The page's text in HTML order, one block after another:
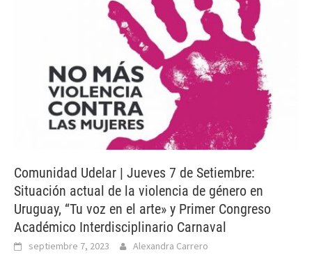
Comunidad Udelar | Jueves 7 de Setiembre:
Situación actual de la violencia de género en
Uruguay, “Tu voz en el arte» y Primer Congreso
Académico Interdisciplinario Carnaval
septiembre 7, 2023 Alexandra Carrero